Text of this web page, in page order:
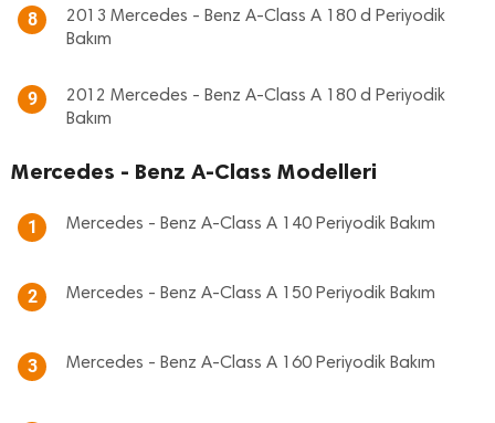
8
2013 Mercedes - Benz A-Class A 180 d Periyodik
Bakım
9
2012 Mercedes - Benz A-Class A 180 d Periyodik
Bakım
Mercedes - Benz A-Class Modelleri
1 Mercedes - Benz A-Class A 140 Periyodik Bakım
2 Mercedes - Benz A-Class A 150 Periyodik Bakım
3 Mercedes - Benz A-Class A 160 Periyodik Bakım